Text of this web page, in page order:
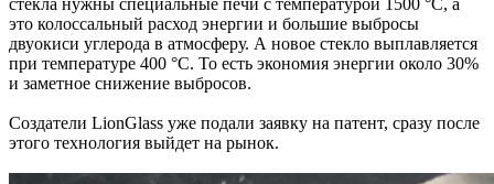
стекла нужны специальные печи с температурой 1500 °C, а
это колоссальный расход энергии и большие выбросы
двуокиси углерода в атмосферу. А новое стекло выплавляется
при температуре 400 °C. То есть экономия энергии около 30%
и заметное снижение выбросов.
Создатели LionGlass уже подали заявку на патент, сразу после
этого технология выйдет на рынок.